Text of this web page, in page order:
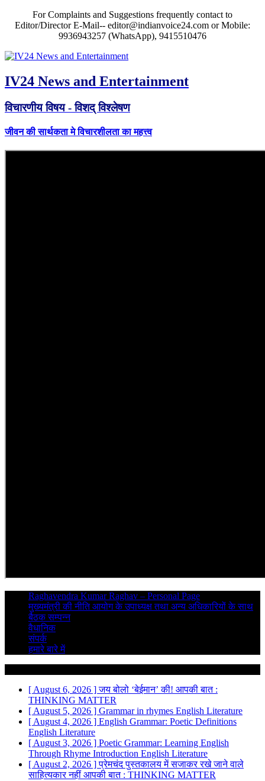
For Complaints and Suggestions frequently contact to
Editor/Director E-Mail-- editor@indianvoice24.com or Mobile:
9936943257 (WhatsApp), 9415510476
IV24 News and Entertainment
विचारणीय विषय - विशद् विश्लेषण
जीवन की सार्थकता मे विचारशीलता का महत्त्व
Raghavendra Kumar Raghav – Personal Page
मुख्यमंत्री की नीति आयोग के उपाध्यक्ष तथा अन्य अधिकारियों के साथ
बैठक सम्पन्न
वैधानिक
संपर्क
हमारे बारे में
[ August 6, 2026 ]जय बोलो ‘बेईमान’ की! आपकी बात :
THINKING MATTER
[ August 5, 2026 ] Grammar in rhymes English Literature
[ August 4, 2026 ] English Grammar: Poetic Definitions
English Literature
[ August 3, 2026 ] Poetic Grammar: Learning English
Through Rhyme Introduction English Literature
[ August 2, 2026 ]प्रेमचंद पुस्तकालय में सजाकर रखे जाने वाले
साहित्यकार नहीं आपकी बात : THINKING MATTER